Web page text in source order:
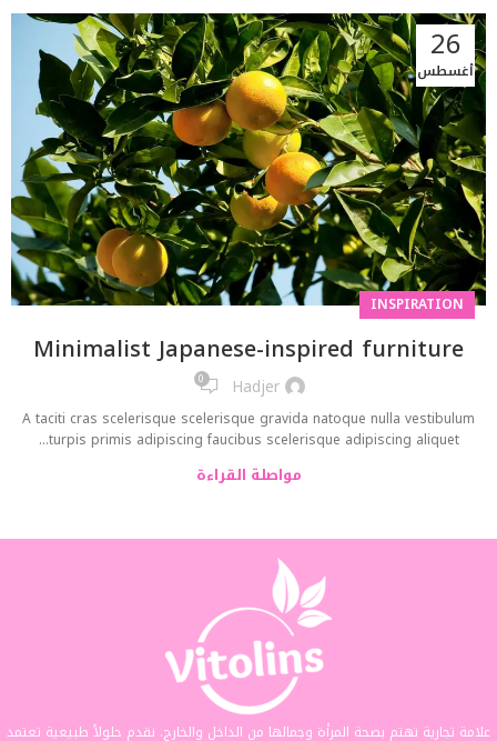
26
أغسطس
INSPIRATION
Minimalist Japanese-inspired furniture
Hadjer
0
A taciti cras scelerisque scelerisque gravida natoque nulla vestibulum
turpis primis adipiscing faucibus scelerisque adipiscing aliquet...
مواصلة القراءة
علامة تجارية تهتم بصحة المرأة وجمالها من الداخل والخارج. نقدم حلولاً طبيعية تعتمد